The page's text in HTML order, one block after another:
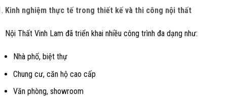
Kinh nghiệm thực tế trong thiết kế và thi công nội thất
Nội Thất Vinh Lam đã triển khai nhiều công trình đa dạng như:
Nhà phố, biệt thự
Chung cư, căn hộ cao cấp
Văn phòng, showroom